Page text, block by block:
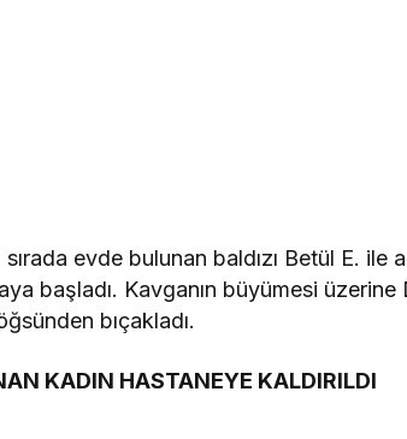
sırada evde bulunan baldızı Betül E.
başladı. Kavganın büyümesi üzerine
bıçakladı.
KADIN HASTANEYE KALDIRILDI